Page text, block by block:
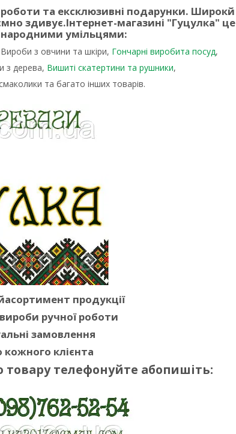
та ексклюзивні подарунки. Широкй
здивує.Інтернет-магазині "Гуцулка" це
народними умільцями:
з овчини та шкіри, Гончарні виробита посуд,
з дерева, Вишиті скатертини та рушники,
та багато інших товарів.
продукції
ручної роботи
замовлення
кожного клієнта
телефонуйте абопишіть: